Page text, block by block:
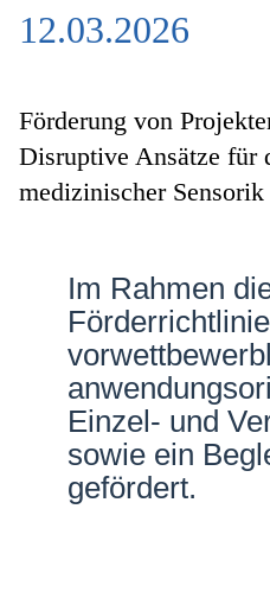
Das Technologieland
Innovationsfelder
Beratung & Förderung
12.03.2026
Förderung von
Disruptive Ansätze für
medizinischer Sensorik
Im Rahmen
Einzel- und
sowie ein
gefördert.